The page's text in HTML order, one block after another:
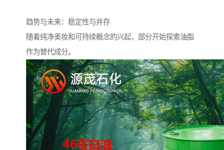
趋势与未来：稳定性与并存
随着纯净美妆和可持续概念的兴起，部分开始探索油脂
作为替代成分。